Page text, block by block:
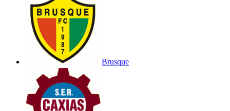
Brusque